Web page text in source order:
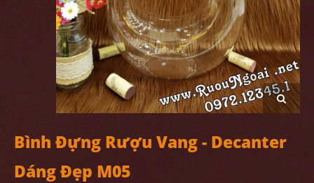
Bình Đựng Rượu Vang - Decanter
Dáng Đẹp M05